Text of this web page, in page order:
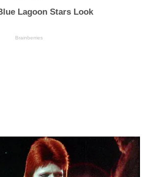
Lagoon Stars Look
Brainberries